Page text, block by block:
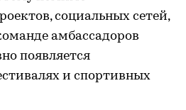
социальных сетей,
амбассадоров
появляется
и спортивных